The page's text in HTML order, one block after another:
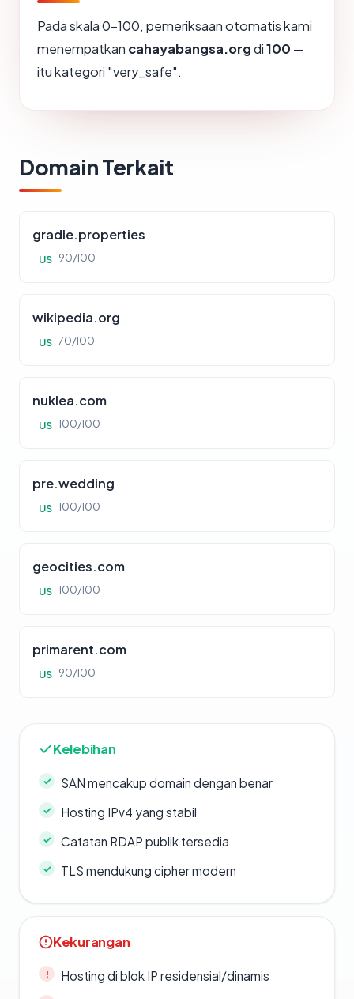
Pada skala 0-100, pemeriksaan otomatis kami
menempatkan cahayabangsa.orgdi100 —
itu kategori "very_safe".
Domain Terkait
gradle.properties
US 90/100
wikipedia.org
US 70/100
nuklea.com
US 100/100
pre.wedding
US 100/100
geocities.com
US 100/100
primarent.com
US 90/100
Kelebihan
SAN mencakup domain dengan benar
Hosting IPv4 yang stabil
Catatan RDAP publik tersedia
TLS mendukung cipher modern
Kekurangan
Hosting di blok IP residensial/dinamis